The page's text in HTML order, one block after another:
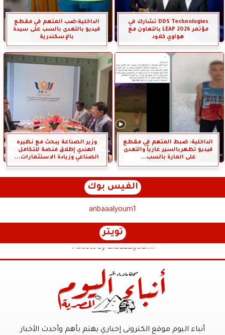
DDS Technologies تشارك في
مؤتمر LEAP 2026 بالتعاون مع
هواوي كلاود
الداخلية:ضب المتهم في مقطع
فيديو بالتعدى بالسب على سيدة
بالإسكندرية
الداخلية: ضبط المتهم في مقطع
فيديو تظهربالسير عارياً والتعدى
على المارة بالسب...
وزير الصناعة يبحث مع نظيره
الهندي إطلاق منصة للتكامل
الصناعي وزيادة الاستثمارات...
الفيس بوك
anbaaalyoum1
تويتر
Tweets by anbaaalyoum1
أنباء اليوم موقع الكترونى إخباري يهتم بأهم وأحدث الأخبار